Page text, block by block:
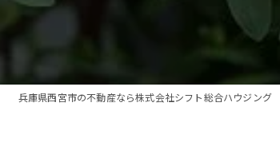
兵庫県西宮市の不動産なら株式会社シフト総合ハウジング